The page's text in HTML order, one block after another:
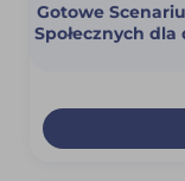
Gotowe
Społecznych dla dzieci w wieku 7-9 lat - scenariusz 16